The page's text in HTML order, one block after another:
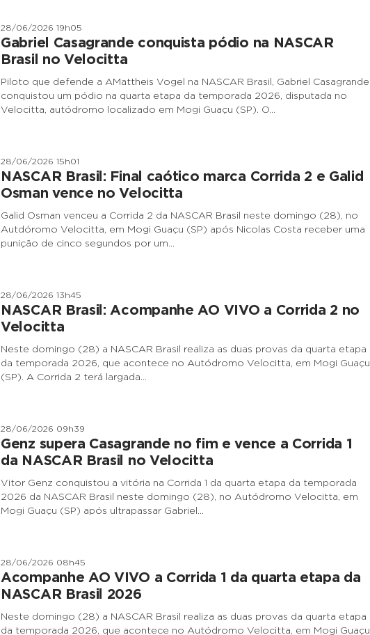
28/06/2026 19h05
Gabriel Casagrande conquista pódio na NASCAR
Brasil no Velocitta
Piloto que defende a AMattheis Vogel na NASCAR Brasil, Gabriel Casagrande
conquistou um pódio na quarta etapa da temporada 2026, disputada no
Velocitta, autódromo localizado em Mogi Guaçu (SP). O…
28/06/2026 15h01
NASCAR Brasil: Final caótico marca Corrida 2 e Galid
Osman vence no Velocitta
Galid Osman venceu a Corrida 2 da NASCAR Brasil neste domingo (28), no
Autdóromo Velocitta, em Mogi Guaçu (SP) após Nicolas Costa receber uma
punição de cinco segundos por um…
28/06/2026 13h45
NASCAR Brasil: Acompanhe AO VIVO a Corrida 2 no
Velocitta
Neste domingo (28) a NASCAR Brasil realiza as duas provas da quarta etapa
da temporada 2026, que acontece no Autódromo Velocitta, em Mogi Guaçu
(SP). A Corrida 2 terá largada…
28/06/2026 09h39
Genz supera Casagrande no fim e vence a Corrida 1
da NASCAR Brasil no Velocitta
Vitor Genz conquistou a vitória na Corrida 1 da quarta etapa da temporada
2026 da NASCAR Brasil neste domingo (28), no Autódromo Velocitta, em
Mogi Guaçu (SP) após ultrapassar Gabriel…
28/06/2026 08h45
Acompanhe AO VIVO a Corrida 1 da quarta etapa da
NASCAR Brasil 2026
Neste domingo (28) a NASCAR Brasil realiza as duas provas da quarta etapa
da temporada 2026, que acontece no Autódromo Velocitta, em Mogi Guaçu